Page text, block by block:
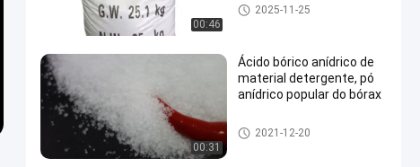
00:46
Pó do ácido do bórax
2025-11-25
00:31
Ácido bórico anídrico de
material detergente, pó
anídrico popular do bórax
Pó do ácido do bórax
2021-12-20